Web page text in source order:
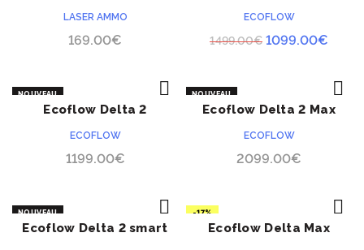
LASER AMMO
169.00€
ECOFLOW
1499.00€ Le
1099.00€
est :
NOUVEAU
ACHETER
Ecoflow Delta 2
ECOFLOW
1199.00€
NOUVEAU
ACHETER
Ecoflow Delta 2 Max
ECOFLOW
2099.00€
NOUVEAU
ACHETER
Ecoflow Delta 2 smart
-17%
ACHETER
Ecoflow Delta Max